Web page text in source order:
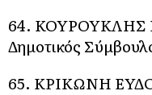
64. ΚΟΥΡΟΥΚΛΗΣ
Δημοτικός
65. ΚΡΙΚΩΝΗ